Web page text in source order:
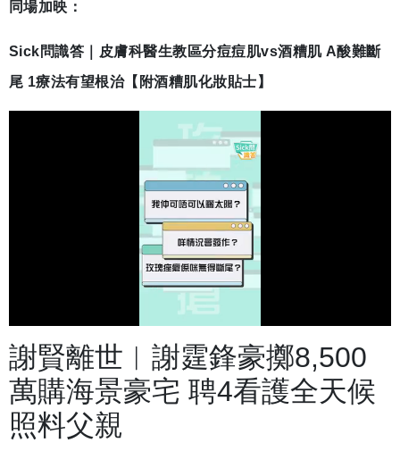
同場加映：
Sick問識答｜皮膚科醫生教區分痘痘肌vs酒糟肌 A酸難斷
尾 1療法有望根治【附酒糟肌化妝貼士】
啟
效
:
4
.
9
7
%
謝賢離世︱謝霆鋒豪擲8,500
萬購海景豪宅 聘4看護全天候
照料父親